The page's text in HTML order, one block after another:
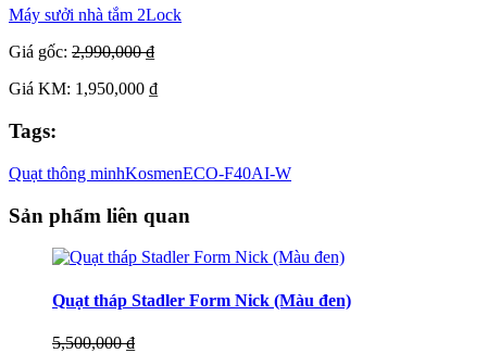
Máy sưởi nhà tắm 2Lock
Giá gốc: 2,990,000 ₫
Giá KM: 1,950,000 ₫
Tags:
Quạt thông minhKosmenECO-F40AI-W
Sản phẩm liên quan
Quạt tháp Stadler Form Nick (Màu đen)
5,500,000 ₫